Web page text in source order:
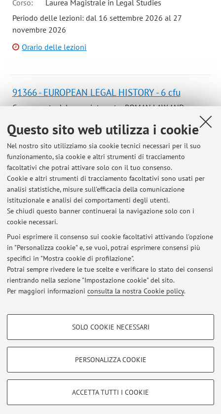
Questo sito web utilizza i cookie
Nel nostro sito utilizziamo sia cookie tecnici necessari per il suo
funzionamento, sia cookie e altri strumenti di tracciamento
facoltativi che potrai attivare solo con il tuo consenso.
Cookie e altri strumenti di tracciamento facoltativi sono usati per
analisi statistiche, misure sull'efficacia della comunicazione
istituzionale e analisi dei comportamenti degli utenti.
Se chiudi questo banner continuerai la navigazione solo con i
cookie necessari.
Puoi esprimere il consenso sui cookie facoltativi attivando l'opzione
in "Personalizza cookie" e, se vuoi, potrai esprimere consensi più
specifici in "Mostra cookie di profilazione".
Potrai sempre rivedere le tue scelte e verificare lo stato dei consensi
rientrando nella sezione "Impostazione cookie" del sito.
Per maggiori informazioni consulta la nostra Cookie policy.
COOKIE DI PROFILAZIONE - FACOLTATIVI
COOKIE TECNICI - NECESSARI
Si tratta di cookie tecnici utilizzati, a titolo esemplificativo, per il corretto
SOLO COOKIE NECESSARI
PERSONALIZZA COOKIE
ACCETTA TUTTI I COOKIE
Corso:
Laurea Magistrale in Legal Studies
Periodo delle lezioni: dal 16 settembre 2026 al 27
novembre 2026
Orario delle lezioni
91366 - EUROPEAN LEGAL HISTORY - 6 cfu
Componente del corso integrato ROMAN LAW AND
Campus:Bologna
Corso:
Laurea in European Studies
Periodo delle lezioni: dal 16 settembre 2026 al 27
novembre 2026
Orario delle lezioni
Ultimi avvisi
Al momento non sono presenti avvisi.
Area riservata
Accedi tramiteloginper gestire tutti i contenuti del sito.
Zamboni, 33 - 40126 Bologna - Partita IVA: 01131710376
Privacy|Note legali|Impostazioni Cookie